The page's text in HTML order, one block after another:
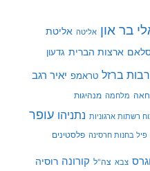
בר און אליטה אליטת
ארצות הברית גדעון
ברזל טראמפ יאיר רגב
מלחמה מנהיגות
רשתות ארגוניות נתניהו עופר
פיל בחנות חרסינה פלסטינים
צבא צה"ל קורונה רוסיה